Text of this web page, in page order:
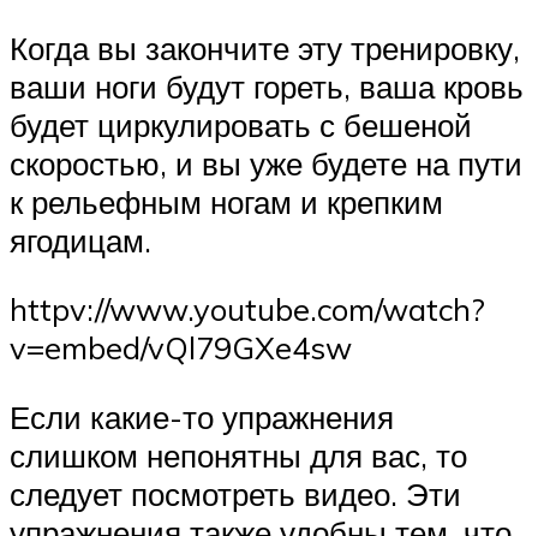
Когда вы закончите эту тренировку,
ваши ноги будут гореть, ваша кровь
будет циркулировать с бешеной
скоростью, и вы уже будете на пути
к рельефным ногам и крепким
ягодицам.
httpv://www.youtube.com/watch?
v=embed/vQl79GXe4sw
Если какие-то упражнения
слишком непонятны для вас, то
следует посмотреть видео. Эти